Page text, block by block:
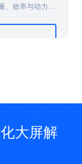
、效率与动力的
大屏解